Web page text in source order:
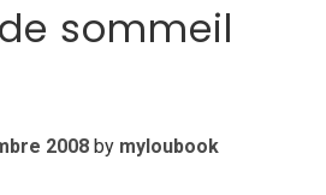
sommeil
2008 by myloubook